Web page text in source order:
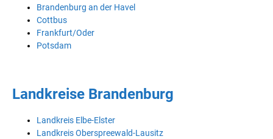
Brandenburg an der Havel
Cottbus
Frankfurt/Oder
Potsdam
Landkreise Brandenburg
Landkreis Elbe-Elster
Landkreis Oberspreewald-Lausitz